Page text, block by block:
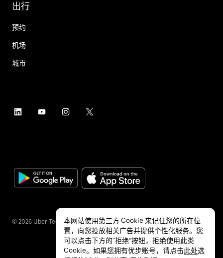
出行
预约
机场
城市
© 2026 Uber Technologies Inc.
本网站使用第三方 Cookie 来记住您的所在位
置，向您投放相关广告并提供个性化服务。您
可以点击下方的“拒绝”按钮，拒绝使用此类
Cookie。如果您拥有优步账号，请点击此处选